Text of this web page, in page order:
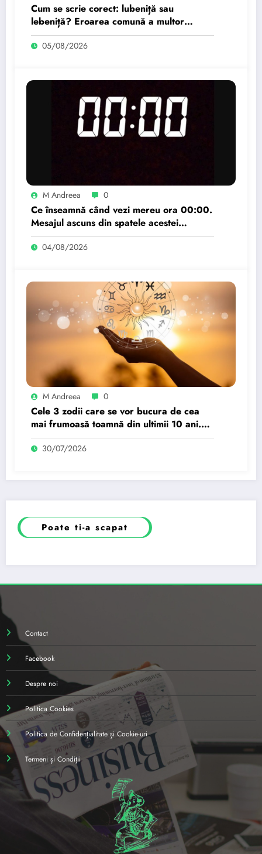
Cum se scrie corect: lubeniță sau
lebeniță? Eroarea comună a multor
români
05/08/2026
M Andreea 0
Ce înseamnă când vezi mereu ora 00:00.
Mesajul ascuns din spatele acestei
momente.
04/08/2026
M Andreea 0
Cele 3 zodii care se vor bucura de cea
mai frumoasă toamnă din ultimii 10 ani.
Noroc în dragoste, bani și schimbări
neașteptate.
30/07/2026
Poate ti-a scapat
Contact
Facebook
Despre noi
Politica Cookies
Politica de Confidențialitate și Cookie-uri
Termeni și Condiții